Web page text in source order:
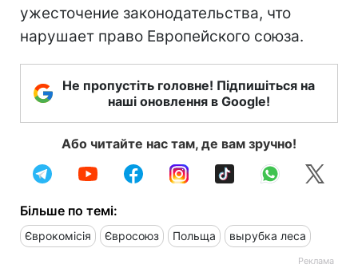
ужесточение законодательства, что
нарушает право Европейского союза.
Не пропустіть головне! Підпишіться на
наші оновлення в Google!
Або читайте нас там, де вам зручно!
Більше по темі:
Єврокомісія Євросоюз Польща вырубка леса